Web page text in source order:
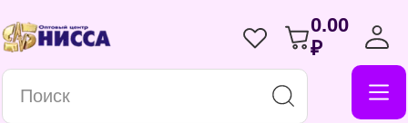
0.00
₽